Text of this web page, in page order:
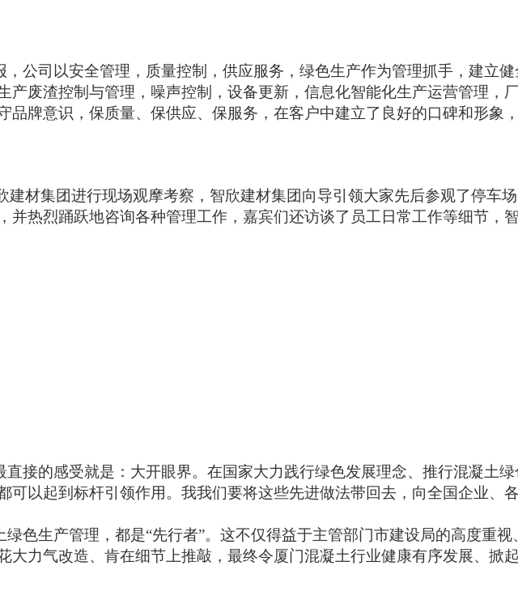
公司以安全管理，质量控制，供应服务，绿色生产作为管理抓手，建立
产废渣控制与管理，噪声控制，设备更新，信息化智能化生产运营管理，
牌意识，保质量、保供应、保服务，在客户中建立了良好的口碑和形象
建材集团进行现场观摩考察，智欣建材集团向导引领大家先后参观了停车
并热烈踊跃地咨询各种管理工作，嘉宾们还访谈了员工日常工作等细节，
接的感受就是：大开眼界。在国家大力践行绿色发展理念、推行混凝土
以起到标杆引领作用。我我们要将这些先进做法带回去，向全国企业、
绿色生产管理，都是“先行者”。这不仅得益于主管部门市建设局的高度重
力气改造、肯在细节上推敲，最终令厦门混凝土行业健康有序发展、掀起